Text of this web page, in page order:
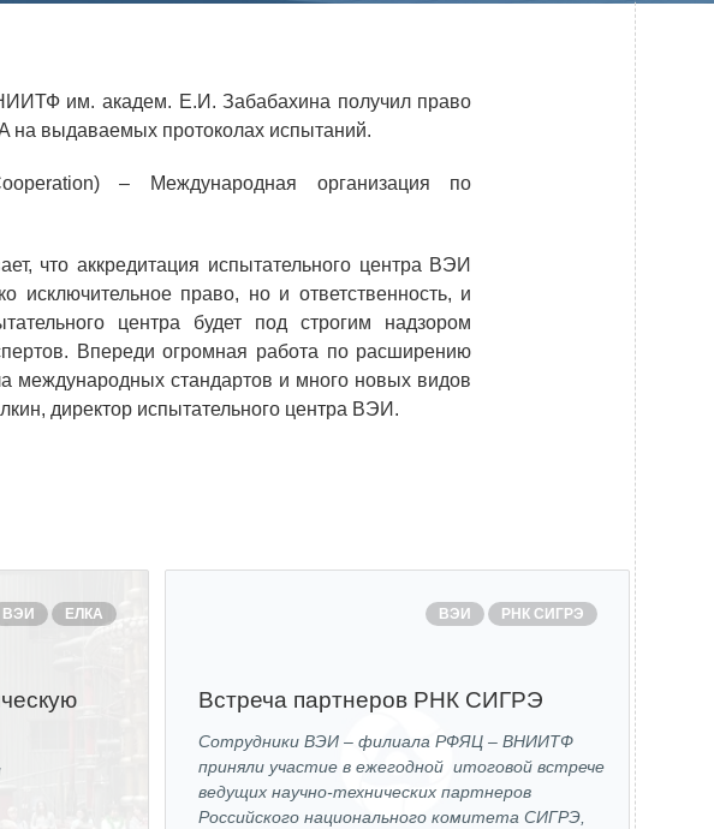
Прочая продукция
ПРЕСС-ЦЕНТР
Новости ВНИИТФ
Новости отрасли
Книги
Контроль и арбитраж
Обучение
Контакты
им. академ. Е.И. Забабахина получил право
на выдаваемых протоколах испытаний.
– Международная организация по
что аккредитация испытательного центра ВЭИ
исключительное право, но и ответственность, и
центра будет под строгим надзором
Впереди огромная работа по расширению
международных стандартов и много новых видов
директор испытательного центра ВЭИ.
ВЭИ ЕЛКА ВЭИ РНК СИГРЭ
Встреча партнеров РНК СИГРЭ
Сотрудники ВЭИ – филиала РФЯЦ – ВНИИТФ
приняли участие в ежегодной итоговой встрече
ведущих научно-технических партнеров
Российского национального комитета СИГРЭ,